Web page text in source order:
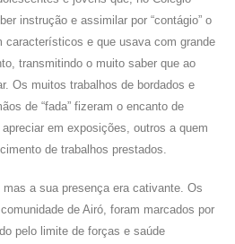
instrução e assimilar por “contágio” o
característicos e que usava com grande
transmitindo o muito saber que ao
Os muitos trabalhos de bordados e
de “fada” fizeram o encanto de
em exposições, outros a quem
de trabalhos prestados.
a sua presença era cativante. Os
de Airó, foram marcados por
pelo limite de forças e saúde